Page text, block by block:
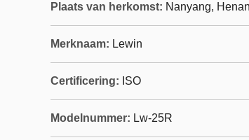
Plaats van herkomst: Nanyang, Henan
Merknaam: Lewin
Certificering: ISO
Modelnummer: Lw-25R